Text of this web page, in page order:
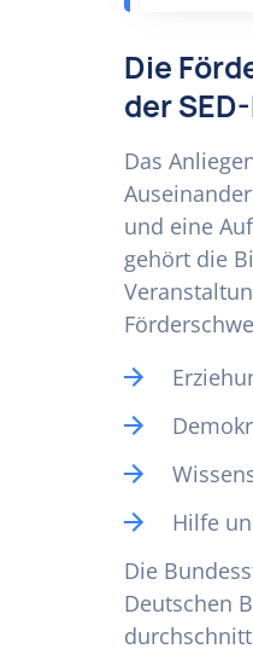
Die
der
Das
und eine
gehört die
Hilfe
Die
Deutschen